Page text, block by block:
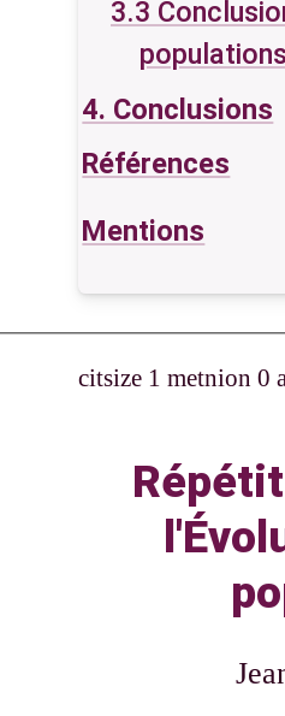
3.3
populations
4. Conclusions
Références
Mentions
citsize 1 metnion 0